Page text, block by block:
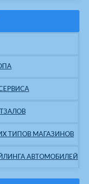
ТИПОВ МАГАЗИНОВ
АВТОМОБИЛЕЙ